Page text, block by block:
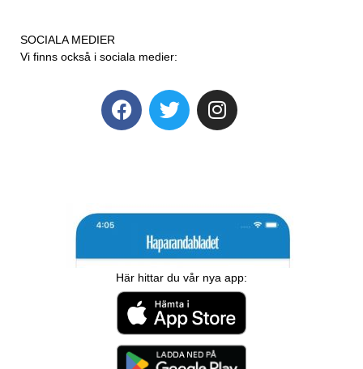
SOCIALA MEDIER
Vi finns också i sociala medier:
Här hittar du vår nya app: